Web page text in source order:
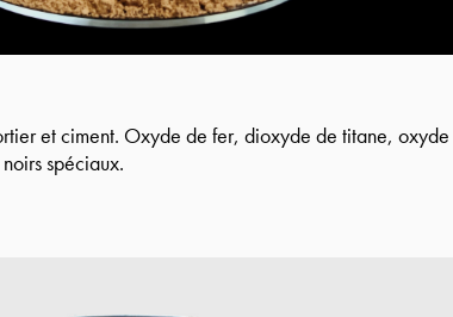
et ciment. Oxyde de fer, dioxyde de titane, oxyde
spéciaux.